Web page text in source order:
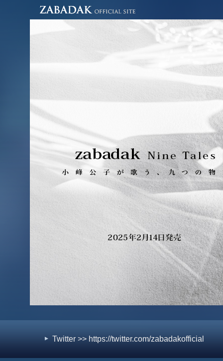
Twitter >> https://twitter.com/zabadakofficial